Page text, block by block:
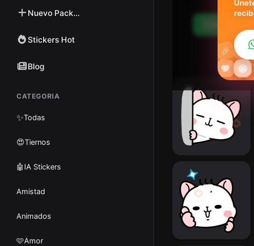
Nuevo Pack...
Stickers Hot
Blog
CATEGORIA
✨Todas
😍Tiernos
🤖IA Stickers
Amistad
Animados
🩷Amor
😎
😂
🔥
💬
❤️ ✨
🤩
😜
🎉 👍